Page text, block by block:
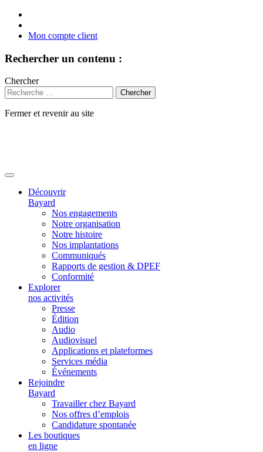
Mon compte client
Rechercher un contenu :
Chercher
Fermer et revenir au site
Découvrir
Bayard
Nos engagements
Notre organisation
Notre histoire
Nos implantations
Communiqués
Rapports de gestion & DPEF
Conformité
Explorer
nos activités
Presse
Édition
Audio
Audiovisuel
Applications et plateformes
Services média
Événements
Rejoindre
Bayard
Travailler chez Bayard
Nos offres d’emplois
Candidature spontanée
Les boutiques
en ligne